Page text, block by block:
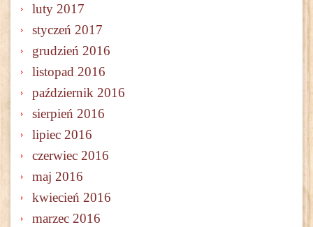
luty 2017
styczeń 2017
grudzień 2016
listopad 2016
październik 2016
sierpień 2016
lipiec 2016
czerwiec 2016
maj 2016
kwiecień 2016
marzec 2016